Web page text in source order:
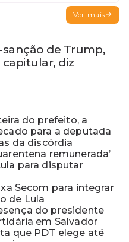
Ver mais
de Trump,
diz
do prefeito, a
para a deputada
da discórdia
remunerada’
para disputar
Secom para integrar
de Lula
do presidente
em Salvador
que PDT elege até